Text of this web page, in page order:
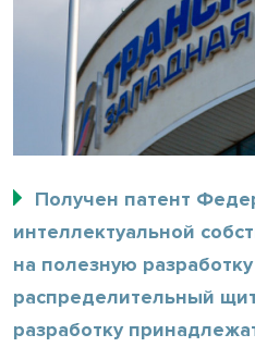
Получен патент
интеллектуальной
на полезную
распределительный
разработку